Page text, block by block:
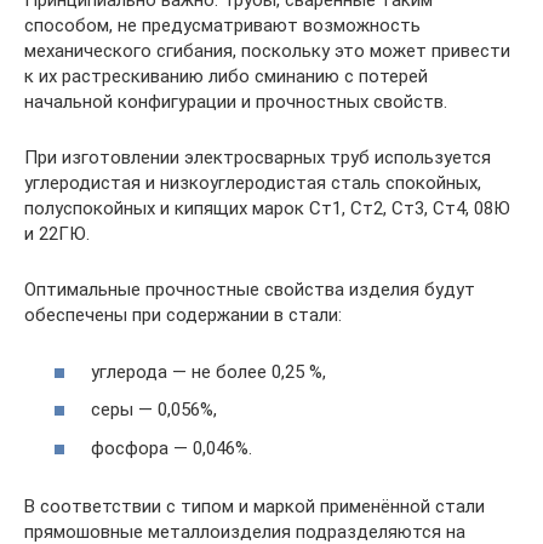
способом, не предусматривают возможность
механического сгибания, поскольку это может привести
к их растрескиванию либо сминанию с потерей
начальной конфигурации и прочностных свойств.
При изготовлении электросварных труб используется
углеродистая и низкоуглеродистая сталь спокойных,
полуспокойных и кипящих марок Ст1, Ст2, Ст3, Ст4, 08Ю
и 22ГЮ.
Оптимальные прочностные свойства изделия будут
обеспечены при содержании в стали:
углерода — не более 0,25 %,
серы — 0,056%,
фосфора — 0,046%.
В соответствии с типом и маркой применённой стали
прямошовные металлоизделия подразделяются на